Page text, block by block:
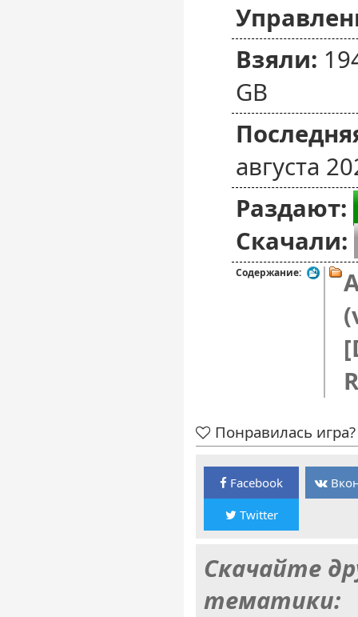
Взяли:
GB
августа
Раздают:
Скачали:
Содержание:
Понравилась
Facebook
Twitter
Скачайте
тематики: